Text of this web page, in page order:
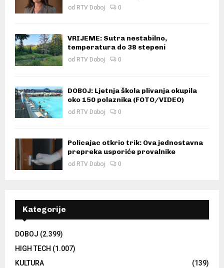
od RTV Doboj 0
VRIJEME: Sutra nestabilno,
temperatura do 38 stepeni
od RTV Doboj 0
DOBOJ: Ljetnja škola plivanja okupila
oko 150 polaznika (FOTO/VIDEO)
od RTV Doboj 0
Policajac otkrio trik: Ova jednostavna
prepreka usporiće provalnike
od RTV Doboj 0
Kategorije
DOBOJ (2.399)
HIGH TECH (1.007)
KULTURA
(139)